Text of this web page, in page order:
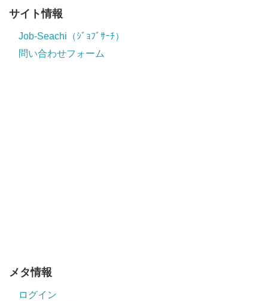
サイト情報
Job-Seachi（ｼﾞｮﾌﾞｻｰﾁ）
問い合わせフォーム
メタ情報
ログイン